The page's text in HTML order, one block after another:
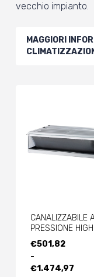
vecchio impianto.
MAGGIORI
CANALIZZABILE
PRESSIONE HIGH
€501,82
-
€1.474,97
FASCIA
DI
PREZZO: